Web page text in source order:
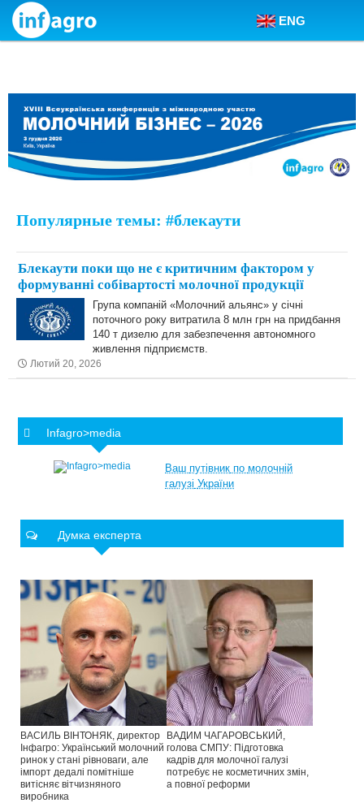
Skip to content
ENG
Популярные темы: #блекаути
Блекаути поки що не є критичним фактором у
формуванні собівартості молочної продукції
Група компаній «Молочний альянс» у січні
поточного року витратила 8 млн грн на придбання
140 т дизелю для забезпечення автономного
живлення підприємств.
Лютий 20, 2026
Infagro>media
Ваш путівник по молочній
галузі України
Думка експерта
ВАСИЛЬ ВІНТОНЯК, директор
Інфагро: Український молочний
ринок у стані рівноваги, але
імпорт дедалі помітніше
витісняє вітчизняного
виробника
ВАДИМ ЧАГАРОВСЬКИЙ,
голова СМПУ: Підготовка
кадрів для молочної галузі
потребує не косметичних змін,
а повної реформи